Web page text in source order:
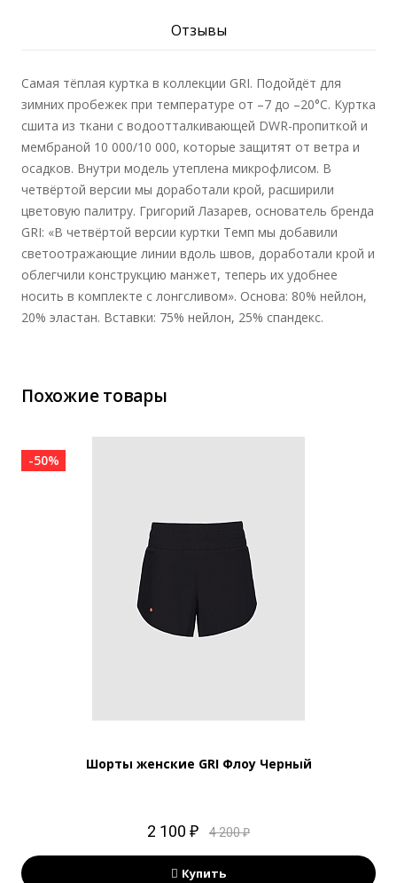
Отзывы
Самая тёплая куртка в коллекции GRI. Подойдёт для
зимних пробежек при температуре от –7 до –20°С. Куртка
сшита из ткани с водоотталкивающей DWR-пропиткой и
мембраной 10 000/10 000, которые защитят от ветра и
осадков. Внутри модель утеплена микрофлисом. В
четвёртой версии мы доработали крой, расширили
цветовую палитру. Григорий Лазарев, основатель бренда
GRI: «В четвёртой версии куртки Темп мы добавили
светоотражающие линии вдоль швов, доработали крой и
облегчили конструкцию манжет, теперь их удобнее
носить в комплекте с лонгсливом». Основа: 80% нейлон,
20% эластан. Вставки: 75% нейлон, 25% спандекс.
Похожие товары
-50%
Шорты женские GRI Флоу Черный
2 100 ₽ 4 200 ₽
Купить